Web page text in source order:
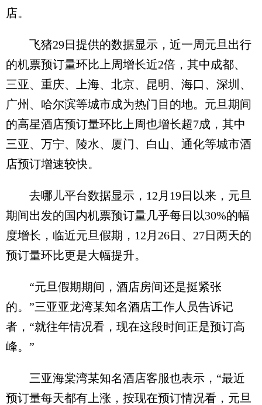
店。
飞猪29日提供的数据显示，近一周元旦出行
的机票预订量环比上周增长近2倍，其中成都、
三亚、重庆、上海、北京、昆明、海口、深圳、
广州、哈尔滨等城市成为热门目的地。元旦期间
的高星酒店预订量环比上周也增长超7成，其中
三亚、万宁、陵水、厦门、白山、通化等城市酒
店预订增速较快。
去哪儿平台数据显示，12月19日以来，元旦
期间出发的国内机票预订量几乎每日以30%的幅
度增长，临近元旦假期，12月26日、27日两天的
预订量环比更是大幅提升。
“元旦假期期间，酒店房间还是挺紧张
的。”三亚亚龙湾某知名酒店工作人员告诉记
者，“就往年情况看，现在这段时间正是预订高
峰。”
三亚海棠湾某知名酒店客服也表示，“最近
预订量每天都有上涨，按现在预订情况看，元旦